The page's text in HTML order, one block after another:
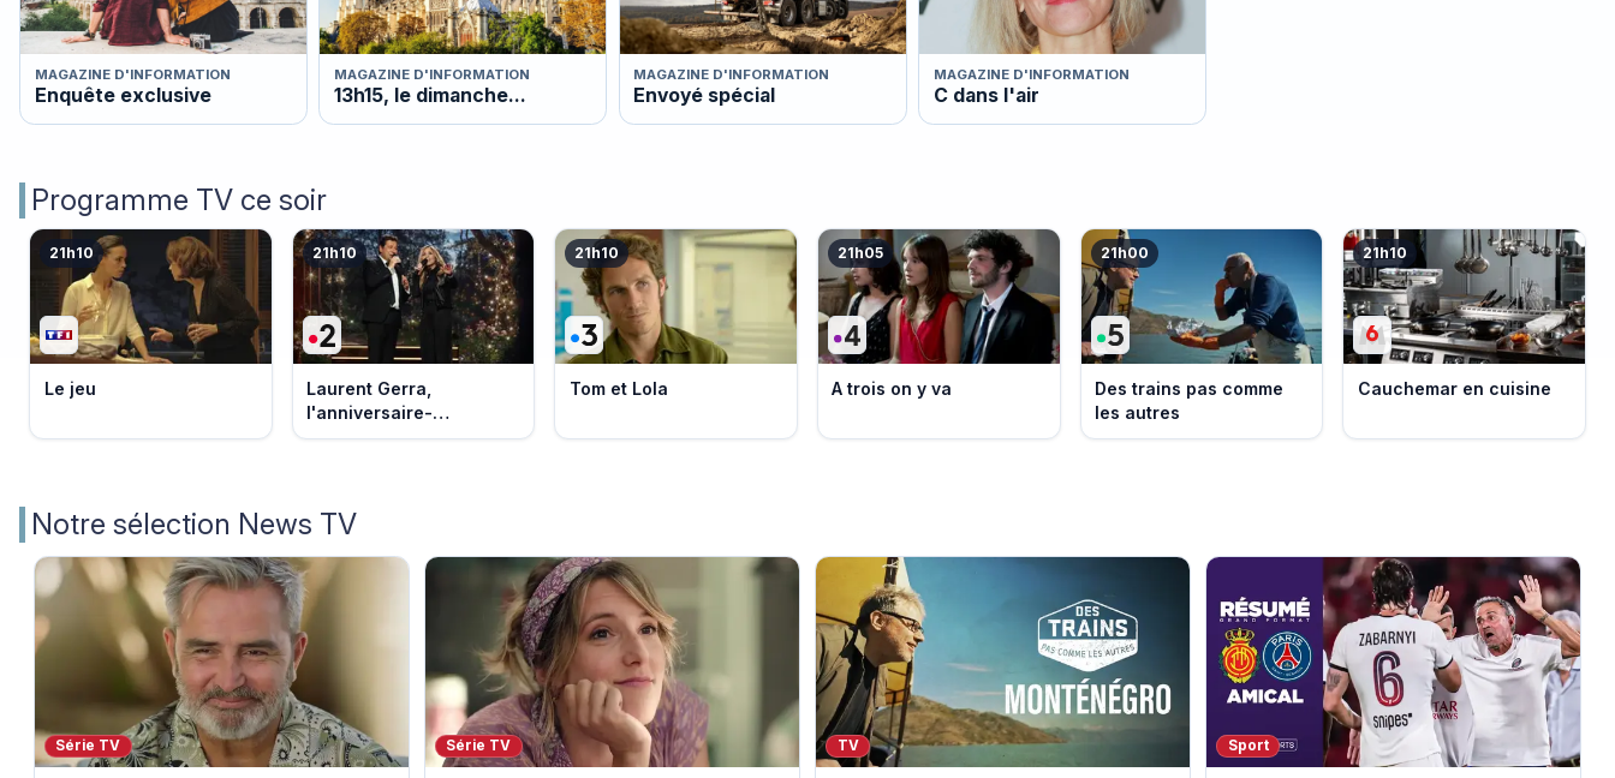
MAGAZINE D'INFORMATION
Enquête exclusive
MAGAZINE D'INFORMATION
13h15, le dimanche...
MAGAZINE D'INFORMATION
Envoyé spécial
MAGAZINE D'INFORMATION
C dans l'air
Programme TV ce soir
21h10
Le jeu
21h10
Laurent Gerra,
l'anniversaire-
événement
21h10
Tom et Lola
21h05
A trois on y va
21h00
Des trains pas comme
les autres
21h10
Cauchemar en cuisine
Notre sélection News TV
Série TV Série TV TV Sport